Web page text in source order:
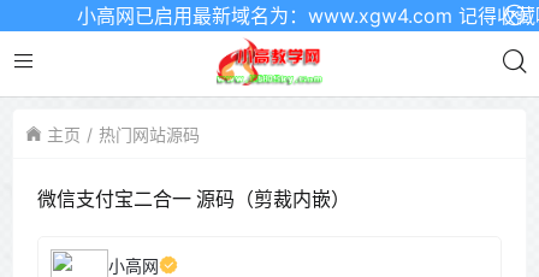
小高网已启用最新域名为：www.xgw4.com 记得收藏哦
主页 热门网站源码
微信支付宝二合一 源码（剪裁内嵌）
小高网